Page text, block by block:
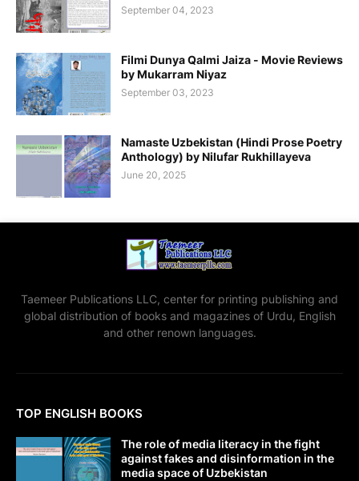
September 04, 2023
Filmi Dunya Qalmi Jaiza - Movie Reviews
by Mukarram Niyaz
September 03, 2023
Namaste Uzbekistan (Hindi Prose Poetry
Anthology) by Nilufar Rukhillayeva
June 20, 2025
Taemeer Publications LLC, center for printing publishing and
global distribution of books and magazines of Urdu, English
and other renown languages.
TOP ENGLISH BOOKS
The role of media literacy in the fight
against fakes and disinformation in the
media space of Uzbekistan